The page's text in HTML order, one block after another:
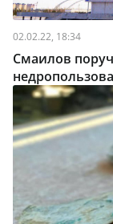
02.02.22, 18:34
Смаилов